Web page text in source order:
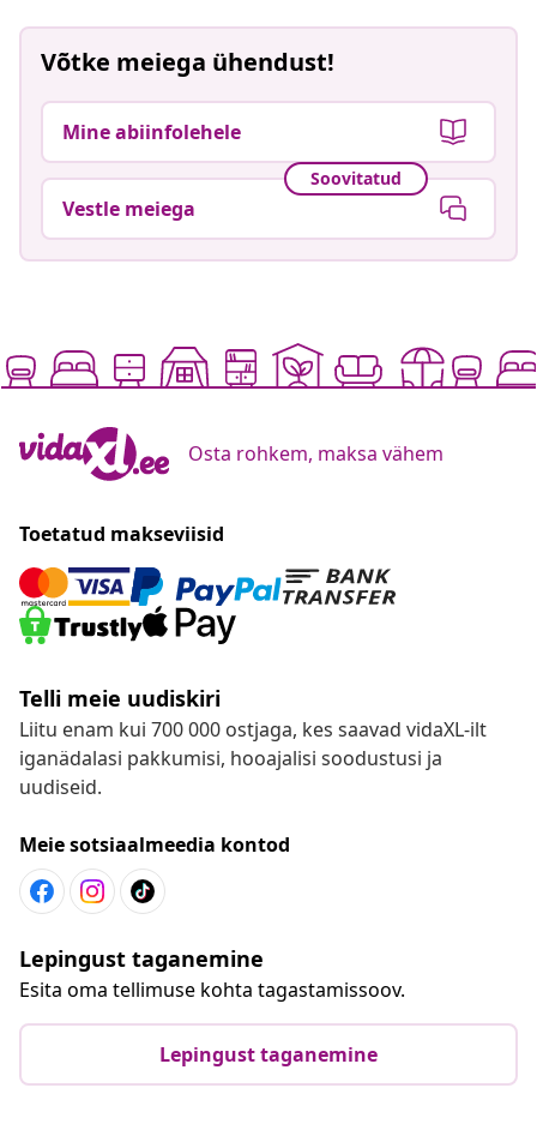
Võtke meiega ühendust!
Mine abiinfolehele
Soovitatud
Vestle meiega
Osta rohkem, maksa vähem
Toetatud makseviisid
Telli meie uudiskiri
Liitu enam kui 700 000 ostjaga, kes saavad vidaXL-ilt
iganädalasi pakkumisi, hooajalisi soodustusi ja
uudiseid.
Meie sotsiaalmeedia kontod
Lepingust taganemine
Esita oma tellimuse kohta tagastamissoov.
Lepingust taganemine